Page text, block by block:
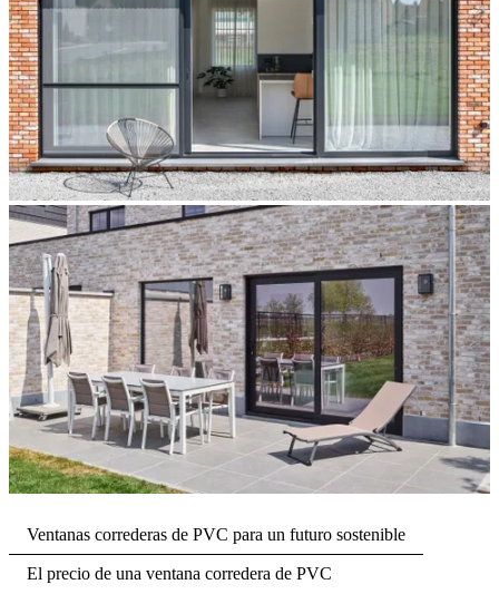
Ventanas correderas de PVC para un futuro sostenible
El precio de una ventana corredera de PVC